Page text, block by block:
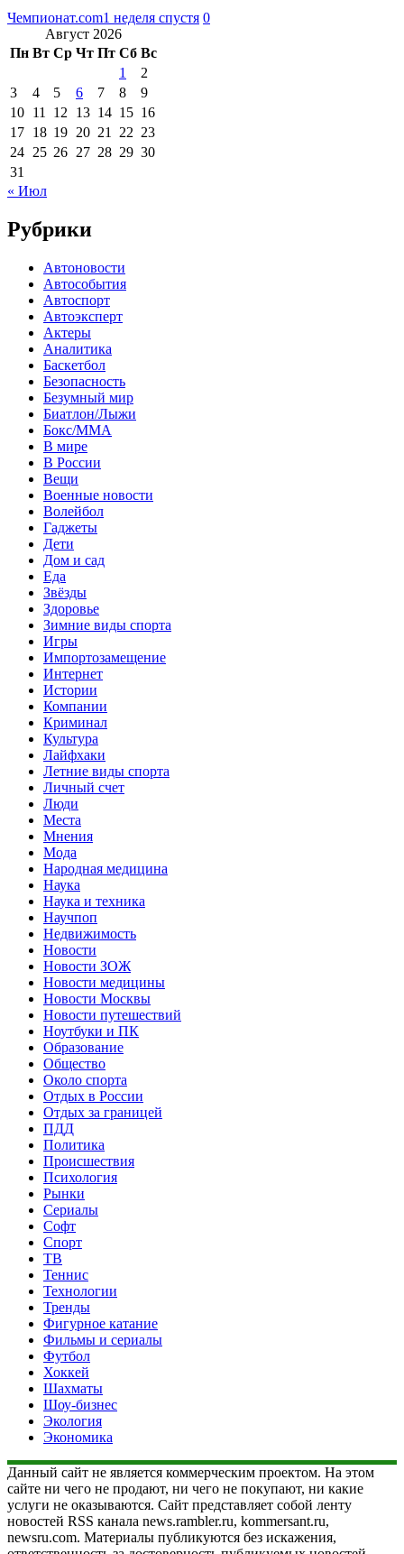
Чемпионат.com1 неделя спустя 0
Август 2026
Пн Вт Ср Чт Пт Сб Вс
1
2
3
4 5 6 7 8
9
10 11 12 13 14 15 16
17 18 19 20 21 22 23
24 25 26 27 28 29 30
31
« Июл
Рубрики
Автоновости
Автособытия
Автоспорт
Автоэксперт
Актеры
Аналитика
Баскетбол
Безопасность
Безумный мир
Биатлон/Лыжи
Бокс/MMA
В мире
В России
Вещи
Военные новости
Волейбол
Гаджеты
Дети
Дом и сад
Еда
Звёзды
Здоровье
Зимние виды спорта
Игры
Импортозамещение
Интернет
Истории
Компании
Криминал
Культура
Лайфхаки
Летние виды спорта
Личный счет
Люди
Места
Мнения
Мода
Народная медицина
Наука
Наука и техника
Научпоп
Недвижимость
Новости
Новости ЗОЖ
Новости медицины
Новости Москвы
Новости путешествий
Ноутбуки и ПК
Образование
Общество
Около спорта
Отдых в России
Отдых за границей
ПДД
Политика
Происшествия
Психология
Рынки
Сериалы
Софт
Спорт
ТВ
Теннис
Технологии
Тренды
Фигурное катание
Фильмы и сериалы
Футбол
Хоккей
Шахматы
Шоу-бизнес
Экология
Экономика
Данный сайт не является коммерческим проектом. На этом
сайте ни чего не продают, ни чего не покупают, ни какие
услуги не оказываются. Сайт представляет собой ленту
новостей RSS канала news.rambler.ru, kommersant.ru,
newsru.com. Материалы публикуются без искажения,